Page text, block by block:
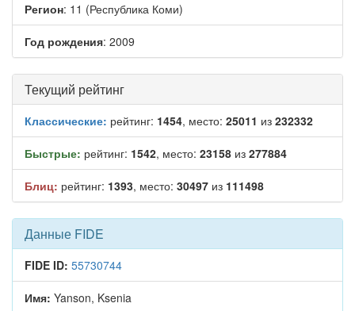
Регион: 11 (Республика Коми)
Год рождения: 2009
Текущий рейтинг
Классические: рейтинг: 1454, место: 25011 из 232332
Быстрые: рейтинг: 1542, место: 23158 из 277884
Блиц: рейтинг: 1393, место: 30497 из 111498
Данные FIDE
FIDE ID: 55730744
Имя: Yanson, Ksenia